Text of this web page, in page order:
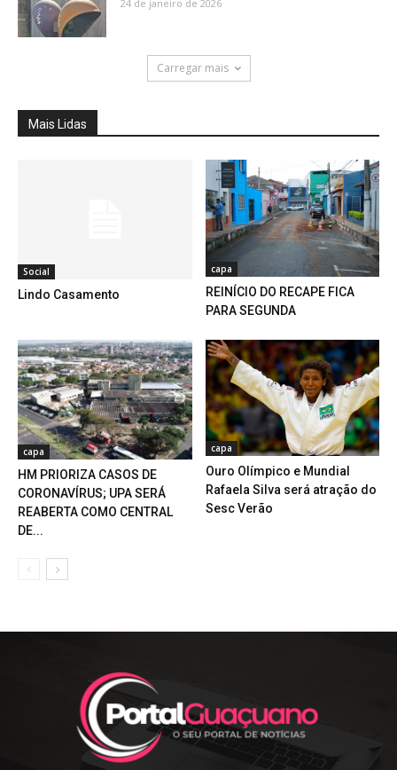
24 de janeiro de 2026
Carregar mais
Mais Lidas
Social
Lindo Casamento
capa
REINÍCIO DO RECAPE FICA
PARA SEGUNDA
capa
HM PRIORIZA CASOS DE
CORONAVÍRUS; UPA SERÁ
REABERTA COMO CENTRAL
DE...
capa
Ouro Olímpico e Mundial
Rafaela Silva será atração do
Sesc Verão